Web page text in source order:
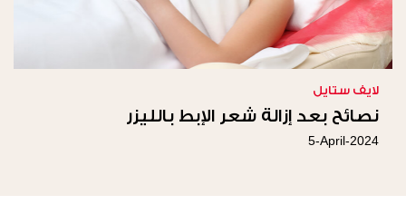
لايف ستايل
نصائح بعد إزالة شعر الإبط بالليزر
5-April-2024